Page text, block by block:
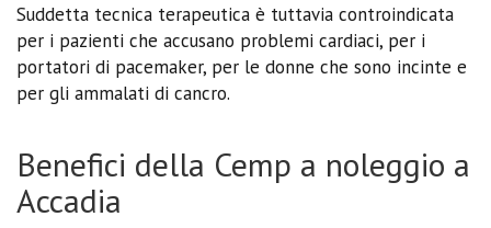
Suddetta tecnica terapeutica è tuttavia controindicata
per i pazienti che accusano problemi cardiaci, per i
portatori di pacemaker, per le donne che sono incinte e
per gli ammalati di cancro.
Benefici della Cemp a noleggio a
Accadia